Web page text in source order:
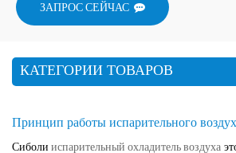
ЗАПРОС СЕЙЧАС
КАТЕГОРИИ ТОВАРОВ
Принцип работы испарительного
Сиболи испарительный охладитель воздуха